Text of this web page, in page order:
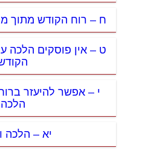
ח – רוח הקודש מתוך
ט – אין פוסקים הלכה
י – אפשר להיעזר
הלכה
יא – הלכה